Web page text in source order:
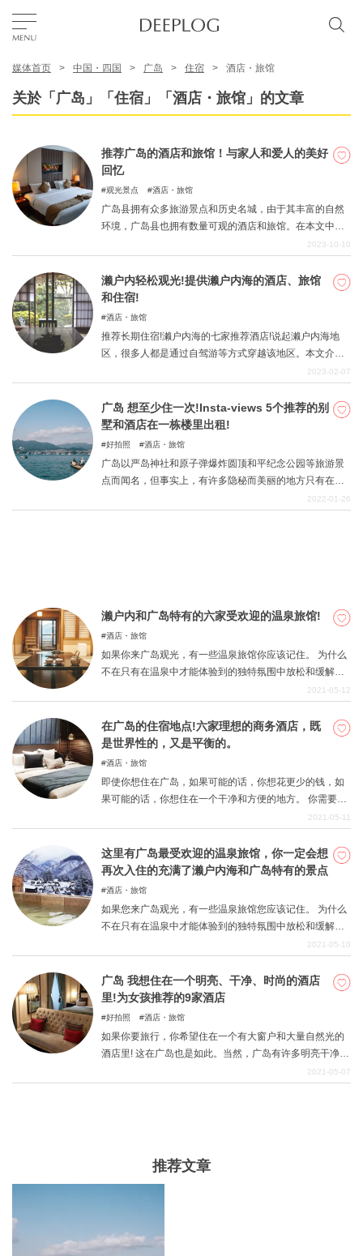
区域
简体中文
USD
关於DEEPLOG
隐私政策
联系我们
媒体首页 中国・四国 广岛 住宿 酒店・旅馆
关於「广岛」「住宿」「酒店・旅馆」的文章
推荐广岛的酒店和旅馆！与家人和爱人的美好
回忆
观光景点 酒店・旅馆
广岛县拥有众多旅游景点和历史名城，由于其丰富的自然
环境，广岛县也拥有数量可观的酒店和旅馆。在本文中，
我们精心挑选了从鲜为人知的地方到热门景点的各类酒店
2023-10-10
濑户内轻松观光!提供濑户内海的酒店、旅馆
和住宿!
酒店・旅馆
推荐长期住宿!濑户内海的七家推荐酒店!说起濑户内海地
区，很多人都是通过自驾游等方式穿越该地区。本文介绍
的酒店种类繁多，有漂亮的日式旅馆，也有价格合理的酒
2023-02-07
广岛 想至少住一次!Insta-views 5个推荐的别
墅和酒店在一栋楼里出租!
好拍照 酒店・旅馆
广岛以严岛神社和原子弹爆炸圆顶和平纪念公园等旅游景
点而闻名，但事实上，有许多隐秘而美丽的地方只有在广
岛才能看到，因为广岛拥有丰富的自然环境，并且面向濑
2022-01-26
濑户内和广岛特有的六家受欢迎的温泉旅馆!
酒店・旅馆
如果你来广岛观光，有一些温泉旅馆你应该记住。 为什么
不在只有在温泉中才能体验到的独特氛围中放松和缓解日
常疲劳呢？ 沐浴在温泉中，欣赏濑户内海的美景，会给你
的温泉旅馆。
2021-05-12
在广岛的住宿地点!六家理想的商务酒店，既
是世界性的，又是平衡的。
酒店・旅馆
即使你想住在广岛，如果可能的话，你想花更少的钱，如
果可能的话，你想住在一个干净和方便的地方。 你需要的
是一个平衡的、具有成本效益的商务酒店。在这里，我们
店的选择! 当您来广岛旅游或商务时，请参考这些资料。
2021-05-11
这里有广岛最受欢迎的温泉旅馆，你一定会想
再次入住的充满了濑户内海和广岛特有的景点
酒店・旅馆
如果您来广岛观光，有一些温泉旅馆您应该记住。 为什么
不在只有在温泉中才能体验到的独特氛围中放松和缓解日
常疲劳呢？ 沐浴在温泉中，欣赏濑户内海的美景，会给你
的温泉旅馆。
2021-05-10
广岛 我想住在一个明亮、干净、时尚的酒店
里!为女孩推荐的9家酒店
好拍照 酒店・旅馆
如果你要旅行，你希望住在一个有大窗户和大量自然光的
酒店里! 这在广岛也是如此。当然，广岛有许多明亮干净的
酒店，即使它们不是高档酒店或新酒店。 这里有一些明亮
2021-05-07
推荐文章